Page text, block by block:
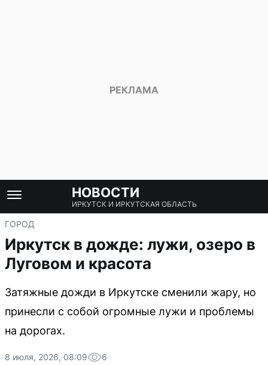
НОВОСТИ
ИРКУТСК И ИРКУТСКАЯ ОБЛАСТЬ
ГОРОД
Иркутск в дожде: лужи, озеро в
Луговом и красота
Затяжные дожди в Иркутске сменили жару, но
принесли с собой огромные лужи и проблемы
на дорогах.
8 июля, 2026, 08:09 6